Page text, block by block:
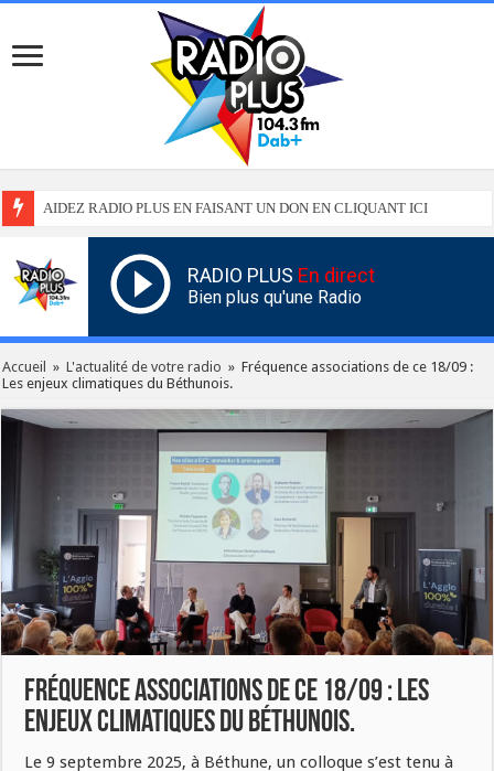
AIDEZ RADIO PLUS EN FAISANT UN DON EN CLIQUANT ICI
RADIO PLUS En direct
Bien plus qu'une Radio
Accueil » L'actualité de votre radio » Fréquence associations de ce 18/09 :
Les enjeux climatiques du Béthunois.
Fréquence associations de ce 18/09 : Les
enjeux climatiques du Béthunois.
Le 9 septembre 2025, à Béthune, un colloque s’est tenu à